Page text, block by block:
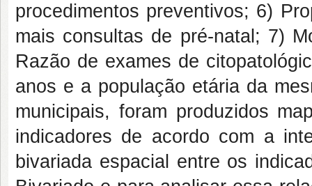
procedimentos preventivos; 6)
mais consultas de pré-natal; 7)
Razão de exames de
anos e a população etária da
municipais, foram produzidos
indicadores de acordo com a
bivariada espacial entre os